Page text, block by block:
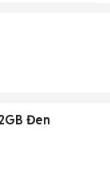
Đen